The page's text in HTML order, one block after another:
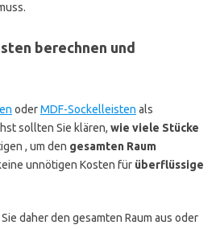
berechnen und
oderMDF-Sockelleisten als
sollten Sie klären, wie viele Stücke
, um den gesamten Raum
unnötigen Kosten für überflüssige
daher den gesamten Raum aus oder